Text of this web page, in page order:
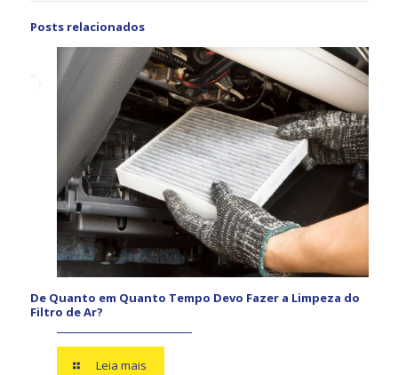
Posts relacionados
De Quanto em Quanto Tempo Devo Fazer a Limpeza do
Filtro de Ar?
Leia mais